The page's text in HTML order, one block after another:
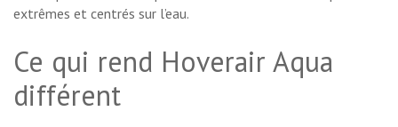
extrêmes et centrés sur l’eau.
Ce qui rend Hoverair Aqua
différent